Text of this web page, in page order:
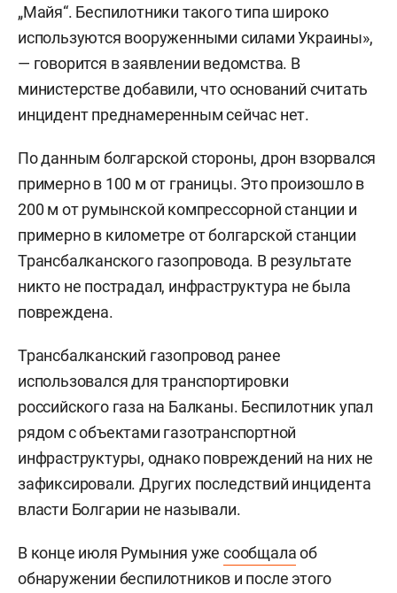
„Майя“. Беспилотники такого типа широко
используются вооруженными силами Украины»,
— говорится в заявлении ведомства. В
министерстве добавили, что оснований считать
инцидент преднамеренным сейчас нет.
По данным болгарской стороны, дрон взорвался
примерно в 100 м от границы. Это произошло в
200 м от румынской компрессорной станции и
примерно в километре от болгарской станции
Трансбалканского газопровода. В результате
никто не пострадал, инфраструктура не была
повреждена.
Трансбалканский газопровод ранее
использовался для транспортировки
российского газа на Балканы. Беспилотник упал
рядом с объектами газотранспортной
инфраструктуры, однако повреждений на них не
зафиксировали. Других последствий инцидента
власти Болгарии не называли.
В конце июля Румыния ужесообщалаоб
обнаружении беспилотников и после этого